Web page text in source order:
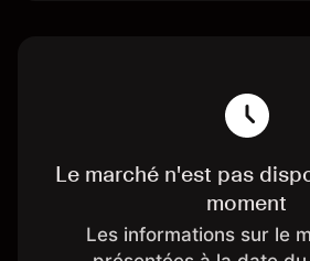
Le marché n'est pas
moment
Les informations sur le